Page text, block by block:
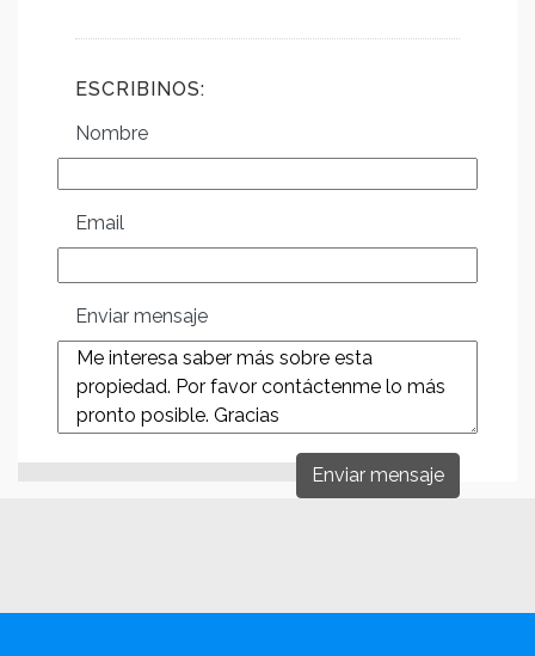
ESCRIBINOS:
Nombre
Email
Enviar mensaje
Enviar mensaje